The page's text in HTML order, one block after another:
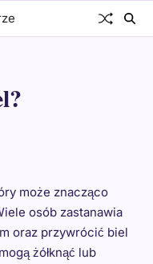
może znacząco
osób zastanawia
oraz przywrócić biel
żółknąć lub